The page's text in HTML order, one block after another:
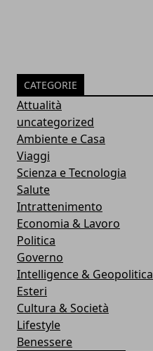
CATEGORIE
Attualità
uncategorized
Ambiente e Casa
Viaggi
Scienza e Tecnologia
Salute
Intrattenimento
Economia & Lavoro
Politica
Governo
Intelligence & Geopolitica
Esteri
Cultura & Società
Lifestyle
Benessere